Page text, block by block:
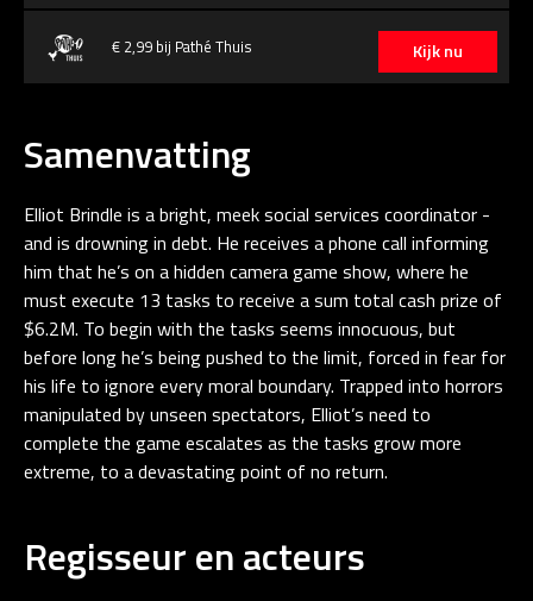
Kijk nu
€ 2,99 bij Pathé Thuis
Samenvatting
Elliot Brindle is a bright, meek social services coordinator -
and is drowning in debt. He receives a phone call informing
him that he’s on a hidden camera game show, where he
must execute 13 tasks to receive a sum total cash prize of
$6.2M. To begin with the tasks seems innocuous, but
before long he’s being pushed to the limit, forced in fear for
his life to ignore every moral boundary. Trapped into horrors
manipulated by unseen spectators, Elliot’s need to
complete the game escalates as the tasks grow more
extreme, to a devastating point of no return.
Regisseur en acteurs